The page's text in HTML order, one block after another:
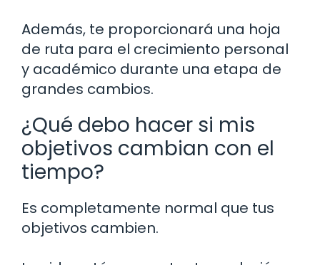
Además, te proporcionará una hoja
de ruta para el crecimiento personal
y académico durante una etapa de
grandes cambios.
¿Qué debo hacer si mis
objetivos cambian con el
tiempo?
Es completamente normal que tus
objetivos cambien.